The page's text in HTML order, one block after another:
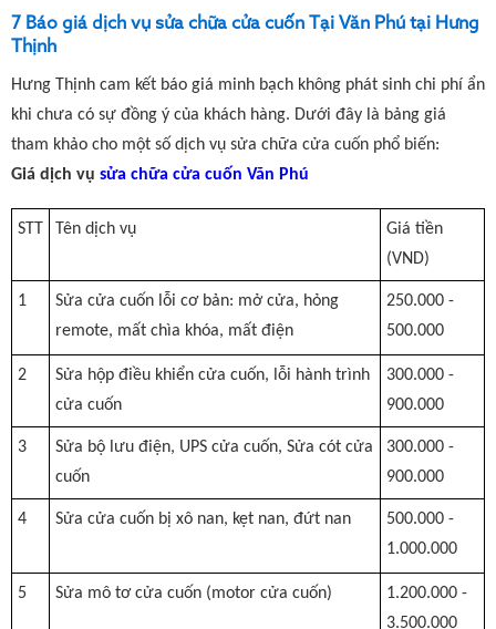
7 Báo giá dịch vụ sửa chữa cửa cuốn Tại Văn Phú tại Hưng
Thịnh
Hưng Thịnh cam kết báo giá minh bạch không phát sinh chi phí ẩn
khi chưa có sự đồng ý của khách hàng. Dưới đây là bảng giá
tham khảo cho một số dịch vụ sửa chữa cửa cuốn phổ biến:
Giá dịch vụ sửa chữa cửa cuốn Văn Phú
STT Tên dịch vụ
Giá tiền
(VND)
1
Sửa cửa cuốn lỗi cơ bản: mở cửa, hỏng
remote, mất chìa khóa, mất điện
250.000 -
500.000
2
Sửa hộp điều khiển cửa cuốn, lỗi hành trình
cửa cuốn
300.000 -
900.000
3
Sửa bộ lưu điện, UPS cửa cuốn, Sửa cót cửa
cuốn
300.000 -
900.000
4 Sửa cửa cuốn bị xô nan, kẹt nan, đứt nan
500.000 -
1.000.000
5 Sửa mô tơ cửa cuốn (motor cửa cuốn)
1.200.000 -
3.500.000